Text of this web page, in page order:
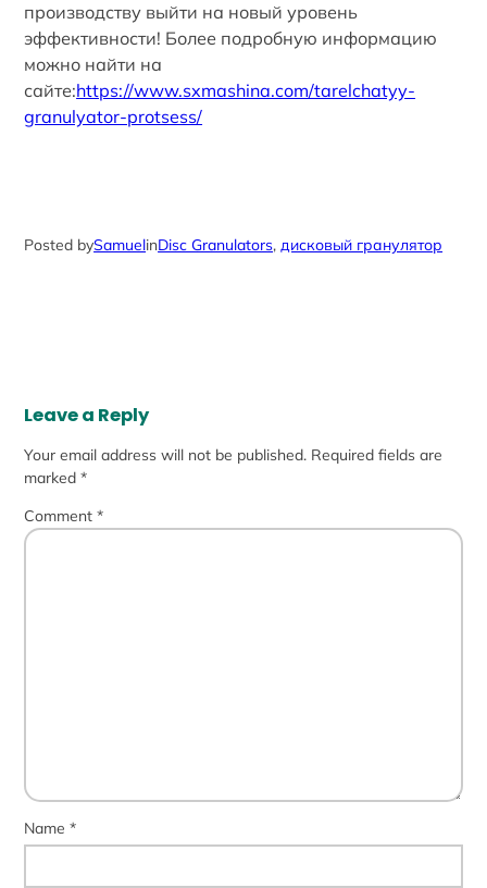
производству выйти на новый уровень
эффективности! Более подробную информацию
можно найти на
сайте:https://www.sxmashina.com/tarelchatyy-
granulyator-protsess/
Posted bySamuelinDisc Granulators, дисковый гранулятор
Leave a Reply
Your email address will not be published. Required fields are
marked*
Comment*
Name*